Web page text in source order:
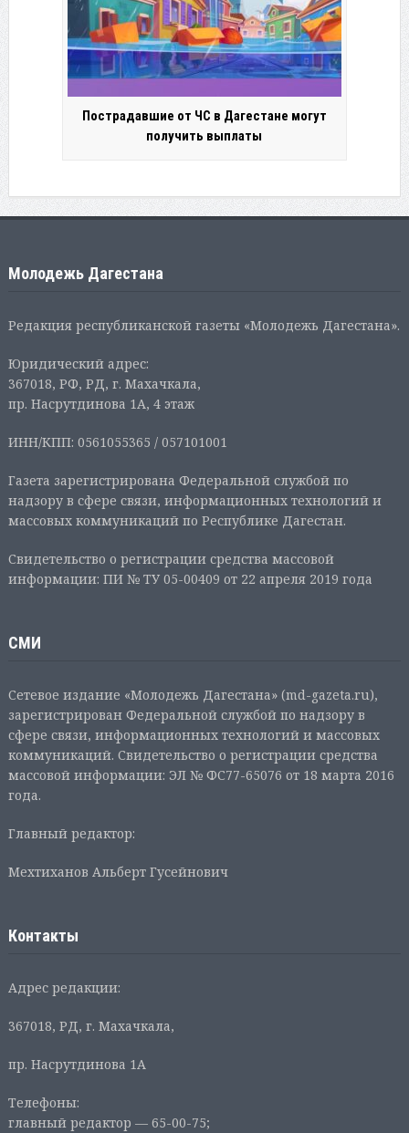
Пострадавшие от ЧС в Дагестане могут
получить выплаты
Молодежь Дагестана
Редакция республиканской газеты «Молодежь Дагестана».
Юридический адрес:
367018, РФ, РД, г. Махачкала,
пр. Насрутдинова 1А, 4 этаж
ИНН/КПП: 0561055365 / 057101001
Газета зарегистрирована Федеральной службой по
надзору в сфере связи, информационных технологий и
массовых коммуникаций по Республике Дагестан.
Свидетельство о регистрации средства массовой
информации: ПИ № ТУ 05-00409 от 22 апреля 2019 года
СМИ
Сетевое издание «Молодежь Дагестана» (md-gazeta.ru),
зарегистрирован Федеральной службой по надзору в
сфере связи, информационных технологий и массовых
коммуникаций. Свидетельство о регистрации средства
массовой информации: ЭЛ № ФС77-65076 от 18 марта 2016
года.
Главный редактор:
Мехтиханов Альберт Гусейнович
Контакты
Адрес редакции:
367018, РД, г. Махачкала,
пр. Насрутдинова 1А
Телефоны:
главный редактор — 65-00-75;